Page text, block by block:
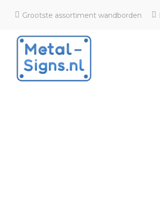
Grootste assortiment wandborden
Metal-
Metal-